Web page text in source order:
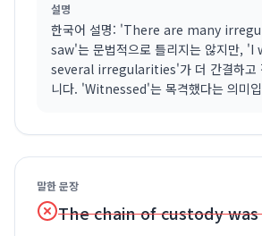
설명
한국어 설명: 'There are many
saw'는 문법적으로 틀리지는 않지만,
several irregularities'가 더 간결하고
니다. 'Witnessed'는 목격했다는 의미
말한 문장
The chain of custody